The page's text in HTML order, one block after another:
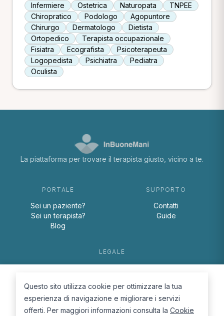
Infermiere
Ostetrica Naturopata
TNPEE
Chiropratico
Podologo
Agopuntore
Chirurgo
Dermatologo
Dietista
Ortopedico
Terapista occupazionale
Fisiatra
Ecografista
Psicoterapeuta
Logopedista
Psichiatra
Pediatra
Oculista
La piattaforma per trovare il terapista giusto, vicino a te.
PORTALE
Sei un paziente?
Sei un terapista?
Blog
SUPPORTO
Contatti
Guide
LEGALE
Cookie Policy
Questo sito utilizza cookie per ottimizzare la tua
esperienza di navigazione e migliorare i servizi
offerti. Per maggiori informazioni consulta la Cookie